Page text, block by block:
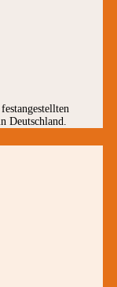
Deutschland.